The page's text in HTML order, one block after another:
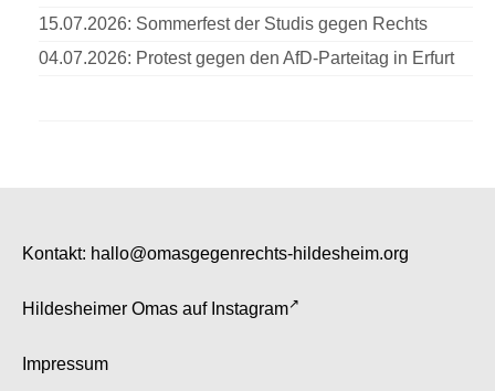
15.07.2026: Sommerfest der Studis gegen Rechts
04.07.2026: Protest gegen den AfD-Parteitag in Erfurt
Kontakt: hallo@omasgegenrechts-hildesheim.org
Hildesheimer Omas auf Instagram
Impressum